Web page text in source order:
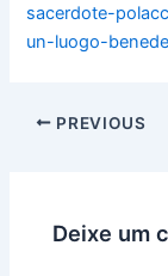
sacerdote-
un-luogo-
PREVIOUS
Deixe um